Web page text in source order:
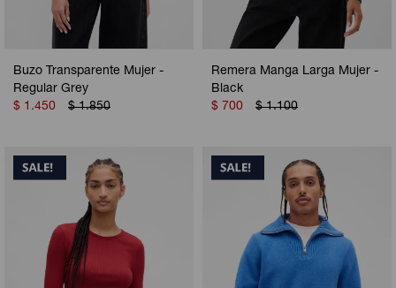
Buzo Transparente Mujer -
Regular Grey
$ 1.450 $ 1.850
Remera Manga Larga Mujer -
Black
$ 700 $ 1.100